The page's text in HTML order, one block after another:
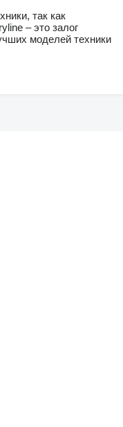
так как
– это залог
моделей техники